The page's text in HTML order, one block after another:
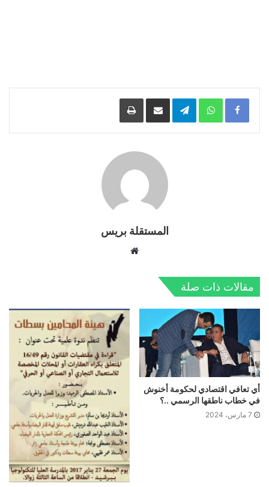
Facebook
WhatsApp
Telegramمشاركة عبر البريد طباعة
المستقلة بريس
مقالات ذات صلة
أي تعافي اقتصادي لحكومة أخنوش
في خطاب ناطقها الرسمي ..؟
7 مارس، 2024